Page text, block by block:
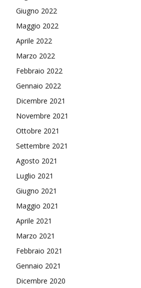
Giugno 2022
Maggio 2022
Aprile 2022
Marzo 2022
Febbraio 2022
Gennaio 2022
Dicembre 2021
Novembre 2021
Ottobre 2021
Settembre 2021
Agosto 2021
Luglio 2021
Giugno 2021
Maggio 2021
Aprile 2021
Marzo 2021
Febbraio 2021
Gennaio 2021
Dicembre 2020